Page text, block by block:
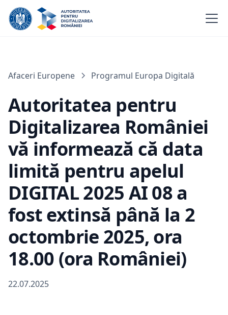
Afaceri Europene Programul Europa Digitală
Autoritatea pentru
Digitalizarea României
vă informează că data
limită pentru apelul
DIGITAL 2025 AI 08 a
fost extinsă până la 2
octombrie 2025, ora
18.00 (ora României)
22.07.2025